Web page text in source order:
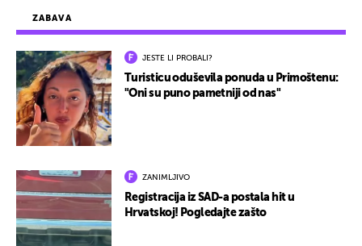
ZABAVA
JESTE LI PROBALI?
Turisticu oduševila ponuda u Primoštenu:
"Oni su puno pametniji od nas"
ZANIMLJIVO
Registracija iz SAD-a postala hit u
Hrvatskoj! Pogledajte zašto